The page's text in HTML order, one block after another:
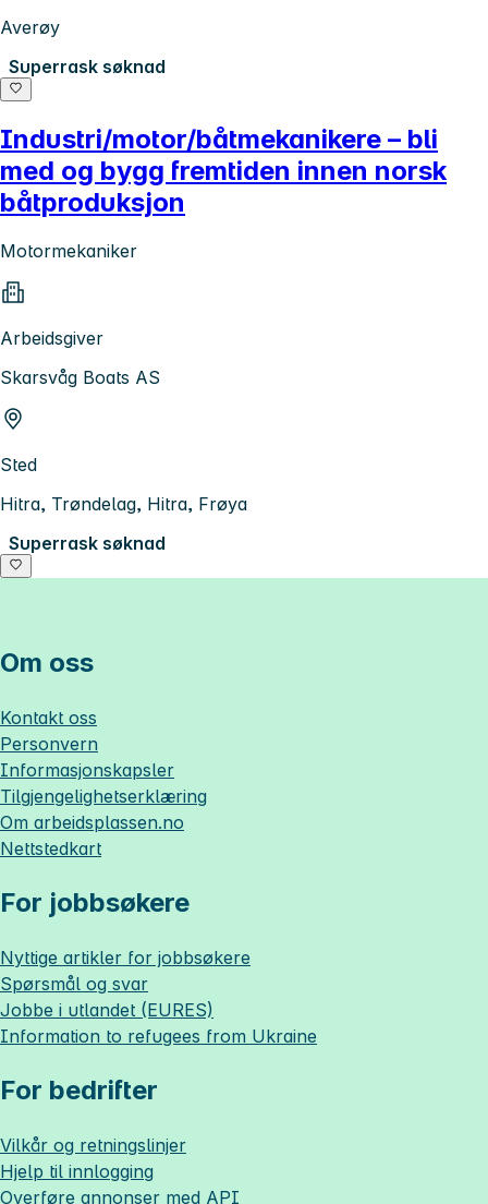
Averøy
Superrask søknad
Industri/motor/båtmekanikere – bli
med og bygg fremtiden innen norsk
båtproduksjon
Motormekaniker
Arbeidsgiver
Skarsvåg Boats AS
Sted
Hitra, Trøndelag, Hitra, Frøya
Superrask søknad
Om oss
Kontakt oss
Personvern
Informasjonskapsler
Tilgjengelighetserklæring
Om arbeidsplassen.no
Nettstedkart
For jobbsøkere
Nyttige artikler for jobbsøkere
Spørsmål og svar
Jobbe i utlandet (EURES)
Information to refugees from Ukraine
For bedrifter
Vilkår og retningslinjer
Hjelp til innlogging
Overføre annonser med API